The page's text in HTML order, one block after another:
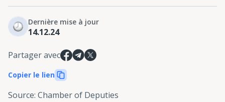
Dernière mise à jour
14.12.24
Partager avec
Copier le lien
Source: Chamber of Deputies